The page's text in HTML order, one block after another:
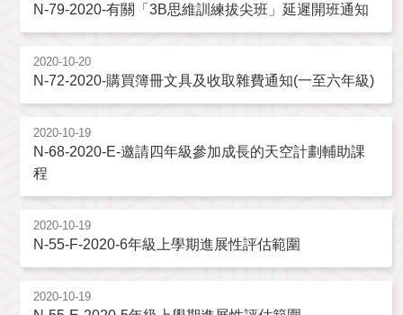
N-79-2020-有關「3B思維訓練拔尖班」延遲開班通知
2020-10-20
N-72-2020-購買簿冊文具及收取雜費通知(一至六年級)
2020-10-19
N-68-2020-E-邀請四年級參加成長的天空計劃輔助課
程
2020-10-19
N-55-F-2020-6年級上學期進展性評估範圍
2020-10-19